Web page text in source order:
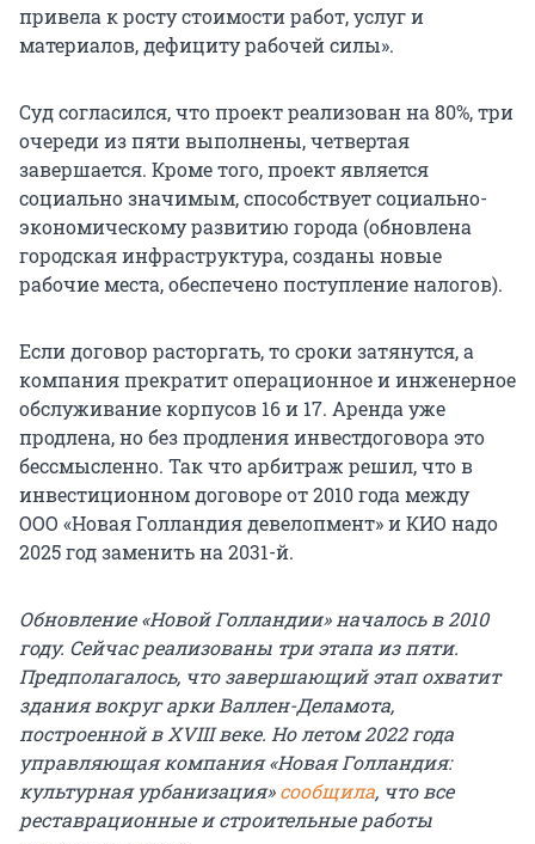
привела к росту стоимости работ, услуг и
материалов, дефициту рабочей силы».
Суд согласился, что проект реализован на 80%, три
очереди из пяти выполнены, четвертая
завершается. Кроме того, проект является
социально значимым, способствует социально-
экономическому развитию города (обновлена
городская инфраструктура, созданы новые
рабочие места, обеспечено поступление налогов).
Если договор расторгать, то сроки затянутся, а
компания прекратит операционное и инженерное
обслуживание корпусов 16 и 17. Аренда уже
продлена, но без продления инвестдоговора это
бессмысленно. Так что арбитраж решил, что в
инвестиционном договоре от 2010 года между
ООО «Новая Голландия девелопмент» и КИО надо
2025 год заменить на 2031-й.
Обновление «Новой Голландии» началось в 2010
году. Сейчас реализованы три этапа из пяти.
Предполагалось, что завершающий этап охватит
здания вокруг арки Валлен-Деламота,
построенной в XVIII веке. Но летом 2022 года
управляющая компания «Новая Голландия:
культурная урбанизация»сообщила, что все
реставрационные и строительные работы